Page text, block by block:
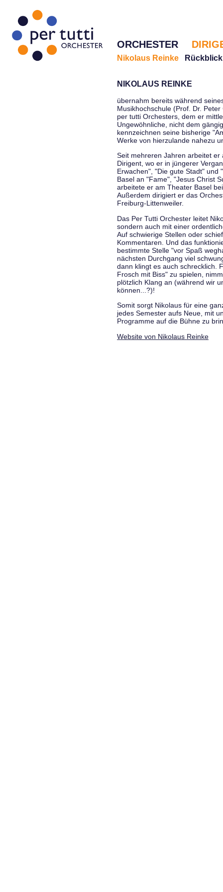
ORCHESTER
Nikolaus Reinke Rückblick
NIKOLAUS REINKE
übernahm bereits während
Musikhochschule (Prof. Dr.
per tutti Orchesters, dem er
Ungewöhnliche, nicht dem
kennzeichnen seine bisherige
Werke von hierzulande nahezu
Seit mehreren Jahren arbeitet
Dirigent, wo er in jüngerer
Erwachen", "Die gute Stadt" und
Basel an "Fame", "Jesus Christ
arbeitete er am Theater Basel
Außerdem dirigiert er das
Freiburg-Littenweiler.
Das Per Tutti Orchester leitet
sondern auch mit einer
Auf schwierige Stellen oder
Kommentaren. Und das
bestimmte Stelle "vor Spaß
nächsten Durchgang viel
dann klingt es auch schrecklich.
Frosch mit Biss" zu spielen,
plötzlich Klang an (während wir
können...?)!
Somit sorgt Nikolaus für eine
jedes Semester aufs Neue, mit
Programme auf die Bühne zu
Website von Nikolaus Reinke